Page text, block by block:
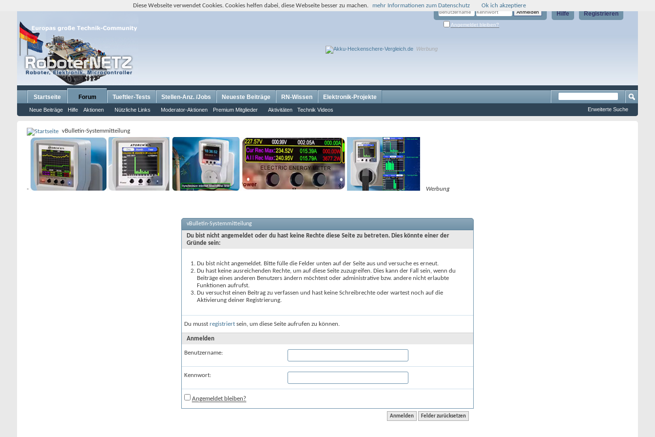
Registrieren
Hilfe
Angemeldet bleiben?
Werbung
Startseite Forum
Neue Beiträge Hilfe Aktionen Nützliche Links Moderator-Aktionen Premium Mitglieder Aktivitäten Technik Videos
Tueftler-Tests Stellen-Anz. /Jobs Neueste Beiträge RN-Wissen Elektronik-Projekte
Erweiterte Suche
vBulletin-Systemmitteilung
- Werbung
vBulletin-Systemmitteilung
Du bist nicht angemeldet oder du hast keine Rechte diese Seite zu betreten. Dies könnte einer der
Gründe sein:
Du bist nicht angemeldet. Bitte fülle die Felder unten auf der Seite aus und versuche es erneut.
Du hast keine ausreichenden Rechte, um auf diese Seite zuzugreifen. Dies kann der Fall sein, wenn du
Beiträge eines anderen Benutzers ändern möchtest oder administrative bzw. andere nicht erlaubte
Funktionen aufrufst.
Du versuchst einen Beitrag zu verfassen und hast keine Schreibrechte oder wartest noch auf die
Aktivierung deiner Registrierung.
Du musst registriert sein, um diese Seite aufrufen zu können.
Anmelden
Benutzername:
Kennwort:
Angemeldet bleiben?
Diese Webseite verwendet Cookies. Cookies helfen dabei, diese Webseite besser zu machen. mehr Informationen zum Datenschutz Ok ich akzeptiere